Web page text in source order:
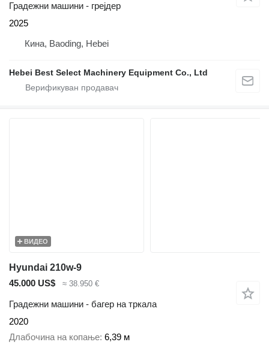
Градежни машини - грејдер
2025
Кина, Baoding, Hebei
Hebei Best Select Machinery Equipment Co., Ltd
ВИДЕО
Hyundai 210w-9
45.000 US$
≈ 38.950 €
Градежни машини - багер на тркала
2020
Длабочина на копање 6,39 м